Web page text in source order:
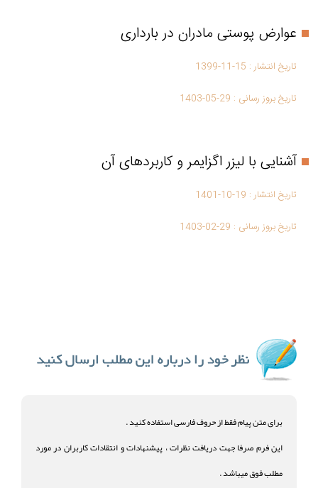
عوارض پوستی مادران در بارداری
تاریخ انتشار : 1399-11-15
تاریخ بروز رسانی : 1403-05-29
آشنایی با لیزر اگزایمر و کاربردهای آن
تاریخ انتشار : 1401-10-19
تاریخ بروز رسانی : 1403-02-29
برای متن پیام فقط از حروف فارسی استفاده کنید .
این فرم صرفا جهت دریافت نظرات ، پیشنهادات و انتقادات کاربران در مورد
مطلب فوق میباشد .